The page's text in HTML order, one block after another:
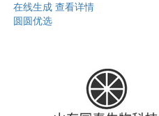
在线生成 查看详情
圆圆优选